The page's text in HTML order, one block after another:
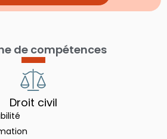
de compétences
Droit civil